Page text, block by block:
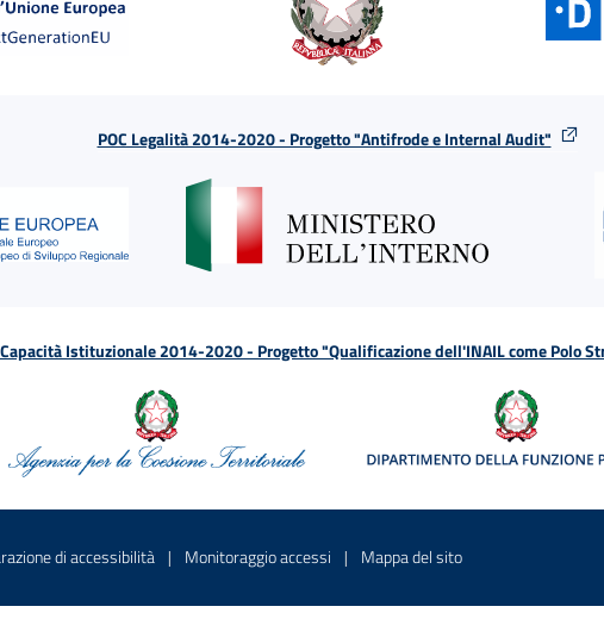
POC Legalità 2014-2020 - Progetto "Antifrode e Internal Audit"
Capacità Istituzionale 2014-2020 - Progetto "Qualificazione dell'INAIL come Polo
finestra
- Apre in una nuova finestra
di accessibilità Sito interno - Apre in una nuova finestra
Monitoraggio accessi Sito interno - Apre in una nuova
Mappa del sitoSito interno - Apre